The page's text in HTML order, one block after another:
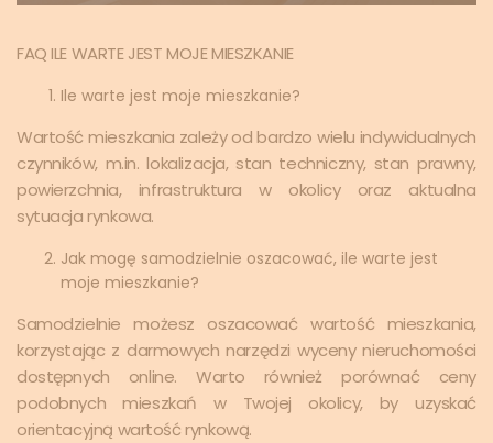
FAQ ILE WARTE JEST MOJE MIESZKANIE
Ile warte jest moje mieszkanie?
Wartość mieszkania zależy od bardzo wielu indywidualnych
czynników, m.in. lokalizacja, stan techniczny, stan prawny,
powierzchnia, infrastruktura w okolicy oraz aktualna
sytuacja rynkowa.
Jak mogę samodzielnie oszacować, ile warte jest
moje mieszkanie?
Samodzielnie możesz oszacować wartość mieszkania,
korzystając z darmowych narzędzi wyceny nieruchomości
dostępnych online. Warto również porównać ceny
podobnych mieszkań w Twojej okolicy, by uzyskać
orientacyjną wartość rynkową.